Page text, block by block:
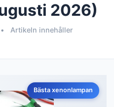
2026)
•
Artikeln innehåller
Bästa xenonlampan